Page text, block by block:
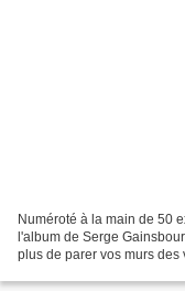
Numéroté à la main de 50
l'album de Serge
plus de parer vos murs